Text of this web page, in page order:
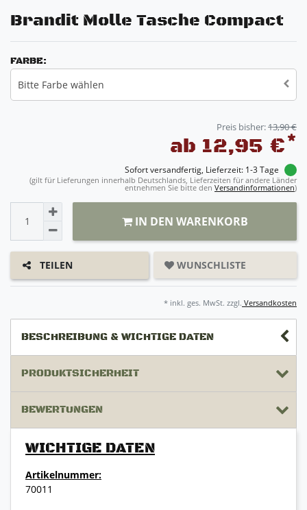
Brandit Molle Tasche Compact
FARBE:
Bitte Farbe wählen
Preis bisher:13,90 €
ab 12,95 €*
Sofort versandfertig, Lieferzeit: 1-3 Tage
(gilt für Lieferungen innerhalb Deutschlands, Lieferzeiten für andere Länder
entnehmen Sie bitte den Versandinformationen)
IN DEN WARENKORB
TEILEN WUNSCHLISTE
* inkl. ges. MwSt. zzgl. Versandkosten
BESCHREIBUNG & WICHTIGE DATEN
PRODUKTSICHERHEIT
BEWERTUNGEN
WICHTIGE DATEN
Artikelnummer:
70011